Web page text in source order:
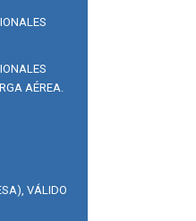
AÉREA.
VÁLIDO